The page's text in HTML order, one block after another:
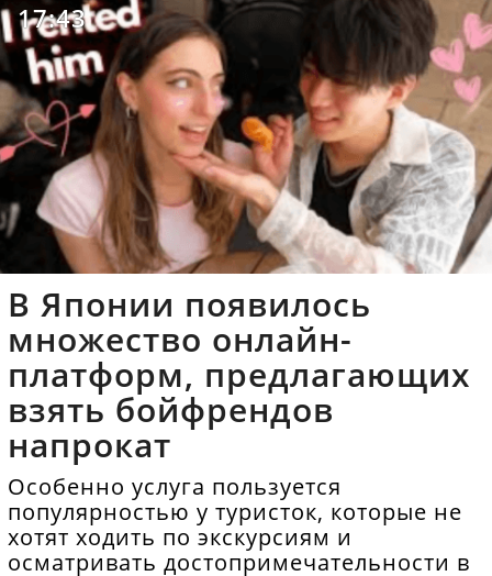
17:43
В Японии появилось
множество онлайн-
платформ, предлагающих
взять бойфрендов
напрокат
Особенно услуга пользуется
популярностью у туристок, которые не
хотят ходить по экскурсиям и
осматривать достопримечательности в